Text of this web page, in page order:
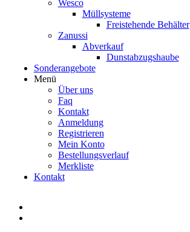
Wesco
Müllsysteme
Freistehende Behälter
Zanussi
Abverkauf
Dunstabzugshaube
Sonderangebote
Menü
Über uns
Faq
Kontakt
Anmeldung
Registrieren
Mein Konto
Bestellungsverlauf
Merkliste
Kontakt